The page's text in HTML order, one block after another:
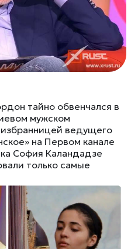
тайно обвенчался в
мужском
ведущего
на Первом канале
София Каландадзе
только самые